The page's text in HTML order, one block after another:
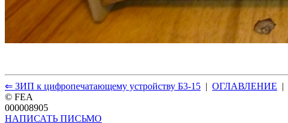
⇐ ЗИП к цифропечатающему устройству Б3-15 | ОГЛАВЛЕНИЕ |
© FEA
000008905
НАПИСАТЬ ПИСЬМО